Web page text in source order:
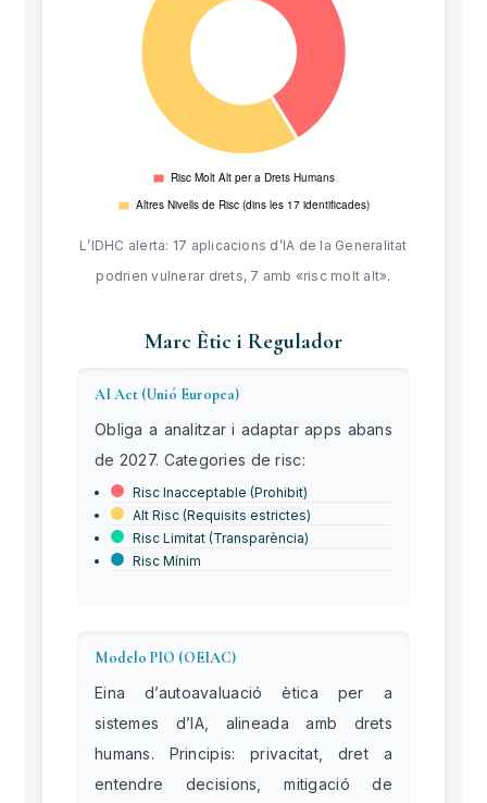
L’IDHC alerta: 17 aplicacions d’IA de la Generalitat
podrien vulnerar drets, 7 amb «risc molt alt».
Marc Ètic i Regulador
AI Act (Unió Europea)
Obliga a analitzar i adaptar apps abans
de 2027. Categories de risc:
Risc Inacceptable (Prohibit)
Alt Risc (Requisits estrictes)
Risc Limitat (Transparència)
Risc Mínim
Modelo PIO (OEIAC)
Eina d’autoavaluació ètica per a
sistemes d’IA, alineada amb drets
humans. Principis: privacitat, dret a
entendre decisions, mitigació de